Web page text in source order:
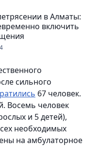
в Алматы:
включить
сильного
67 человек.
Восемь человек
и 5 детей),
необходимых
на амбулаторное